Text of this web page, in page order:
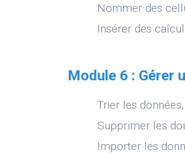
Nommer des
Insérer des
Module 6 : Gérer
Trier les
Supprimer les
Importer les